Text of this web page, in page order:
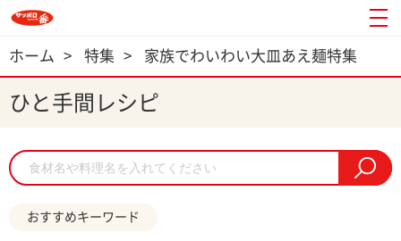
ホーム > 特集 > 家族でわいわい大皿あえ麺特集
ひと手間レシピ
おすすめキーワード